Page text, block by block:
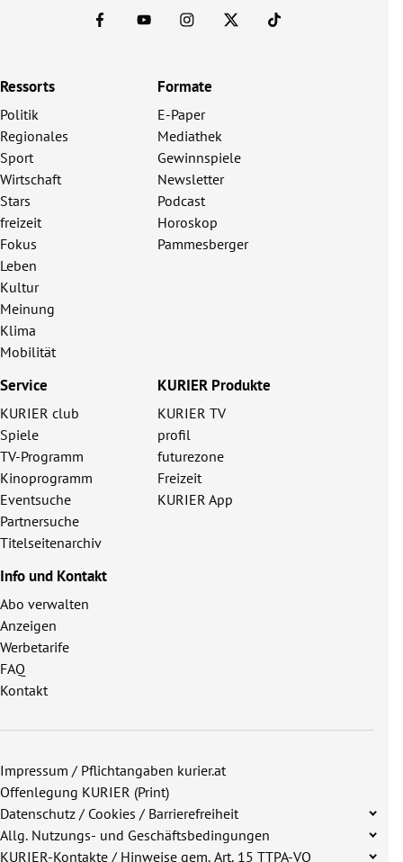
Ressorts
Politik
Regionales
Sport
Wirtschaft
Stars
freizeit
Fokus
Leben
Kultur
Meinung
Klima
Mobilität
Formate
E-Paper
Mediathek
Gewinnspiele
Newsletter
Podcast
Horoskop
Pammesberger
Service
KURIER club
Spiele
TV-Programm
Kinoprogramm
Eventsuche
Partnersuche
Titelseitenarchiv
KURIER Produkte
KURIER TV
profil
futurezone
Freizeit
KURIER App
Info und Kontakt
Abo verwalten
Anzeigen
Werbetarife
FAQ
Kontakt
Impressum / Pflichtangaben kurier.at
Offenlegung KURIER (Print)
Datenschutz / Cookies / Barrierefreiheit
Allg. Nutzungs- und Geschäftsbedingungen
KURIER-Kontakte / Hinweise gem. Art. 15 TTPA-VO